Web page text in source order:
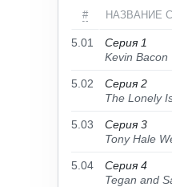
# НАЗВАНИЕ
5.01
Серия 1
Kevin Bacon
5.02
Серия 2
The Lonely
5.03
Серия 3
Tony Hale
5.04
Серия 4
Tegan and